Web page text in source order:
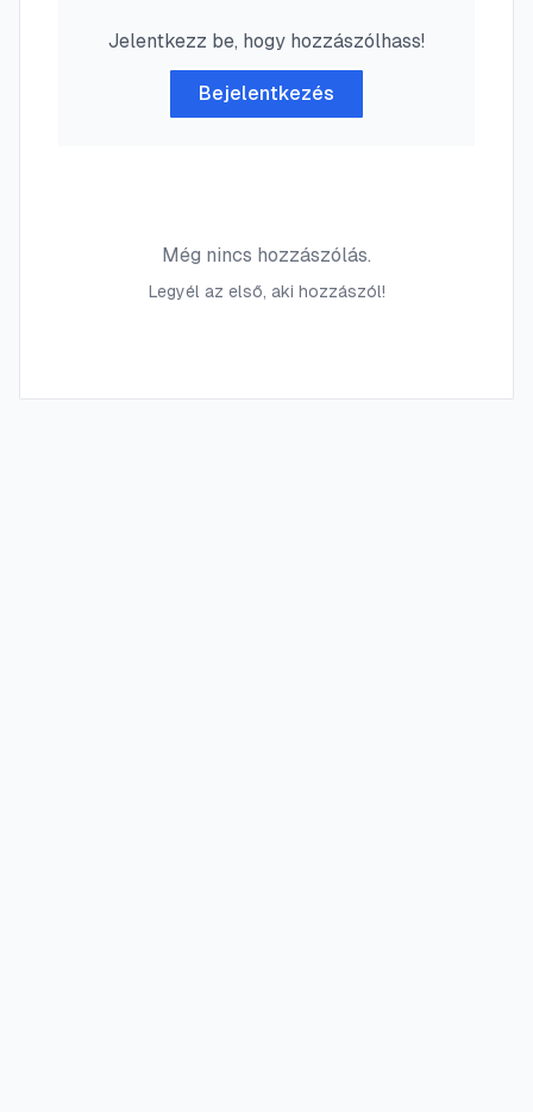
Jelentkezz be, hogy hozzászólhass!
Bejelentkezés
Még nincs hozzászólás.
Legyél az első, aki hozzászól!